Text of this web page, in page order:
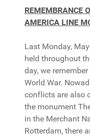
REMEMBRANCE
AMERICA LINE
Last Monday,
held throughout
day, we
World War.
conflicts are also
the monument
in the Merchant
Rotterdam, there